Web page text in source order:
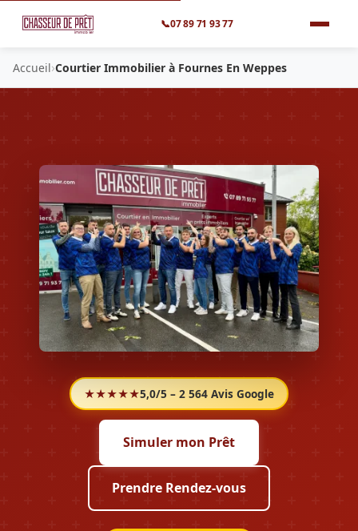
📞07 89 71 93 77
Accueil›Courtier Immobilier à Fournes En Weppes
★★★★★5,0/5 – 2 564 Avis Google
Simuler mon Prêt
Prendre Rendez-vous